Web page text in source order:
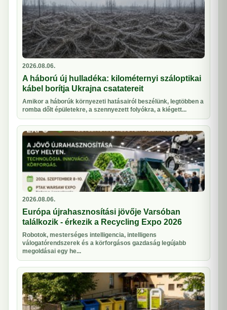
2026.08.06.
A háború új hulladéka: kilométernyi száloptikai
kábel borítja Ukrajna csatatereit
Amikor a háborúk környezeti hatásairól beszélünk, legtöbben a
romba dőlt épületekre, a szennyezett folyókra, a kiégett...
2026.08.06.
Európa újrahasznosítási jövője Varsóban
találkozik - érkezik a Recycling Expo 2026
Robotok, mesterséges intelligencia, intelligens
válogatórendszerek és a körforgásos gazdaság legújabb
megoldásai egy he...